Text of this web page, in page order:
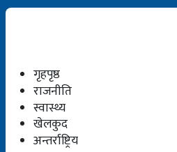
गृहपृष्ठ
राजनीति
स्वास्थ्य
खेलकुद
अन्तर्राष्ट्रिय